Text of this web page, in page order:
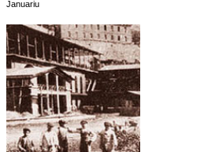
Januariu